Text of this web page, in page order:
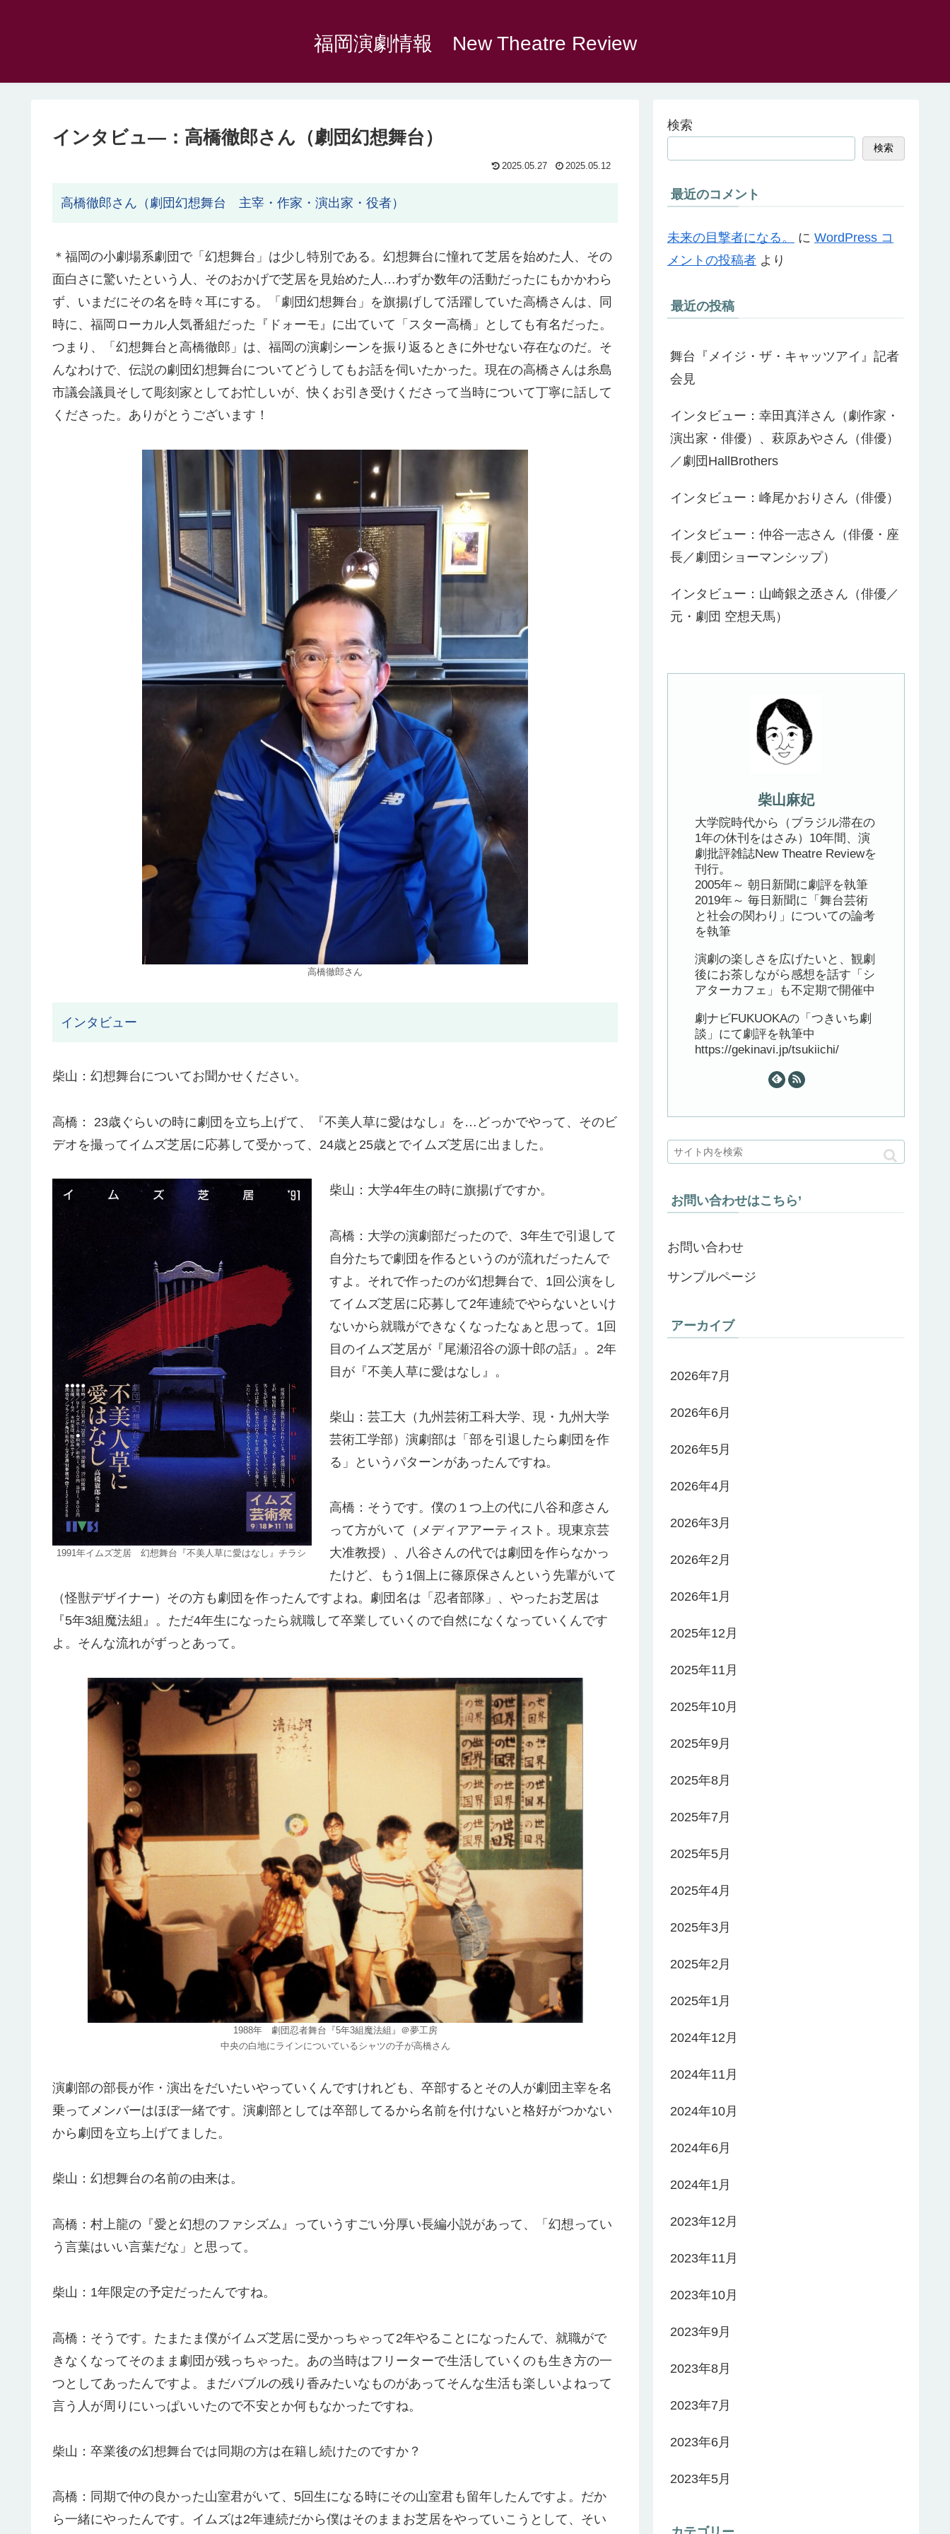
福岡演劇情報 New Theatre Review
インタビュ―：高橋徹郎さん（劇団幻想舞台）
2025.05.27 2025.05.12
高橋徹郎さん（劇団幻想舞台 主宰・作家・演出家・役者）
＊福岡の小劇場系劇団で「幻想舞台」は少し特別である。幻想舞台に憧れて芝居を始めた人、その
面白さに驚いたという人、そのおかげで芝居を見始めた人…わずか数年の活動だったにもかかわら
ず、いまだにその名を時々耳にする。「劇団幻想舞台」を旗揚げして活躍していた高橋さんは、同
時に、福岡ローカル人気番組だった『ドォーモ』に出ていて「スター高橋」としても有名だった。
つまり、「幻想舞台と高橋徹郎」は、福岡の演劇シーンを振り返るときに外せない存在なのだ。そ
んなわけで、伝説の劇団幻想舞台についてどうしてもお話を伺いたかった。現在の高橋さんは糸島
市議会議員そして彫刻家としてお忙しいが、快くお引き受けくださって当時について丁寧に話して
くださった。ありがとうございます！
高橋徹郎さん
インタビュー
柴山：幻想舞台についてお聞かせください。
高橋： 23歳ぐらいの時に劇団を立ち上げて、『不美人草に愛はなし』を…どっかでやって、そのビ
デオを撮ってイムズ芝居に応募して受かって、24歳と25歳とでイムズ芝居に出ました。
1991年イムズ芝居 幻想舞台『不美人草に愛はなし』チラシ
柴山：大学4年生の時に旗揚げですか。
高橋：大学の演劇部だったので、3年生で引退して
自分たちで劇団を作るというのが流れだったんで
すよ。それで作ったのが幻想舞台で、1回公演をし
てイムズ芝居に応募して2年連続でやらないといけ
ないから就職ができなくなったなぁと思って。1回
目のイムズ芝居が『尾瀬沼谷の源十郎の話』。2年
目が『不美人草に愛はなし』。
柴山：芸工大（九州芸術工科大学、現・九州大学
芸術工学部）演劇部は「部を引退したら劇団を作
る」というパターンがあったんですね。
高橋：そうです。僕の１つ上の代に八谷和彦さん
って方がいて（メディアアーティスト。現東京芸
大准教授）、八谷さんの代では劇団を作らなかっ
たけど、もう1個上に篠原保さんという先輩がいて
（怪獣デザイナー）その方も劇団を作ったんですよね。劇団名は「忍者部隊」、やったお芝居は
『5年3組魔法組』。ただ4年生になったら就職して卒業していくので自然になくなっていくんです
よ。そんな流れがずっとあって。
1988年 劇団忍者舞台『5年3組魔法組』＠夢工房
中央の白地にラインについているシャツの子が高橋さん
演劇部の部長が作・演出をだいたいやっていくんですけれども、卒部するとその人が劇団主宰を名
乗ってメンバーはほぼ一緒です。演劇部としては卒部してるから名前を付けないと格好がつかない
から劇団を立ち上げてました。
柴山：幻想舞台の名前の由来は。
高橋：村上龍の『愛と幻想のファシズム』っていうすごい分厚い長編小説があって、「幻想ってい
う言葉はいい言葉だな」と思って。
柴山：1年限定の予定だったんですね。
高橋：そうです。たまたま僕がイムズ芝居に受かっちゃって2年やることになったんで、就職がで
きなくなってそのまま劇団が残っちゃった。あの当時はフリーターで生活していくのも生き方の一
つとしてあったんですよ。まだバブルの残り香みたいなものがあってそんな生活も楽しいよねって
言う人が周りにいっぱいいたので不安とか何もなかったですね。
柴山：卒業後の幻想舞台では同期の方は在籍し続けたのですか？
高橋：同期で仲の良かった山室君がいて、5回生になる時にその山室君も留年したんですよ。だか
ら一緒にやったんです。イムズは2年連続だから僕はそのままお芝居をやっていこうとして、そい
検索
検索
最近のコメント
未来の目撃者になる。 に WordPress コ
メントの投稿者 より
最近の投稿
舞台『メイジ・ザ・キャッツアイ』記者
会見
インタビュー：幸田真洋さん（劇作家・
演出家・俳優）、萩原あやさん（俳優）
／劇団HallBrothers
インタビュー：峰尾かおりさん（俳優）
インタビュー：仲谷一志さん（俳優・座
長／劇団ショーマンシップ）
インタビュー：山崎銀之丞さん（俳優／
元・劇団 空想天馬）
柴山麻妃
大学院時代から（ブラジル滞在の
1年の休刊をはさみ）10年間、演
劇批評雑誌New Theatre Reviewを
刊行。
2005年～ 朝日新聞に劇評を執筆
2019年～ 毎日新聞に「舞台芸術
と社会の関わり」についての論考
を執筆
演劇の楽しさを広げたいと、観劇
後にお茶しながら感想を話す「シ
アターカフェ」も不定期で開催中
劇ナビFUKUOKAの「つきいち劇
談」にて劇評を執筆中
https://gekinavi.jp/tsukiichi/
お問い合わせはこちら’
お問い合わせ
サンプルページ
アーカイブ
2026年7月
2026年6月
2026年5月
2026年4月
2026年3月
2026年2月
2026年1月
2025年12月
2025年11月
2025年10月
2025年9月
2025年8月
2025年7月
2025年5月
2025年4月
2025年3月
2025年2月
2025年1月
2024年12月
2024年11月
2024年10月
2024年6月
2024年1月
2023年12月
2023年11月
2023年10月
2023年9月
2023年8月
2023年7月
2023年6月
2023年5月